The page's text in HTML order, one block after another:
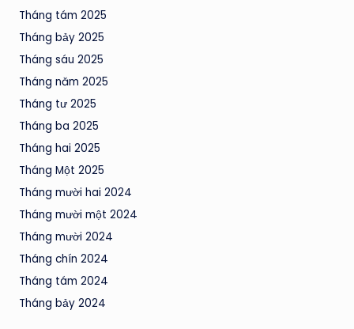
Tháng tám 2025
Tháng bảy 2025
Tháng sáu 2025
Tháng năm 2025
Tháng tư 2025
Tháng ba 2025
Tháng hai 2025
Tháng Một 2025
Tháng mười hai 2024
Tháng mười một 2024
Tháng mười 2024
Tháng chín 2024
Tháng tám 2024
Tháng bảy 2024